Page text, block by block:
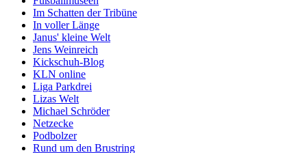
Im Schatten der Tribüne
In voller Länge
Janus' kleine Welt
Jens Weinreich
Kickschuh-Blog
KLN online
Liga Parkdrei
Lizas Welt
Michael Schröder
Netzecke
Podbolzer
Rund um den Brustring